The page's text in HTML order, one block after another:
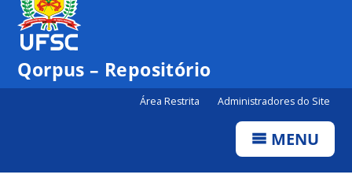
Qorpus – Repositório
Área Restrita Administradores do Site
MENU